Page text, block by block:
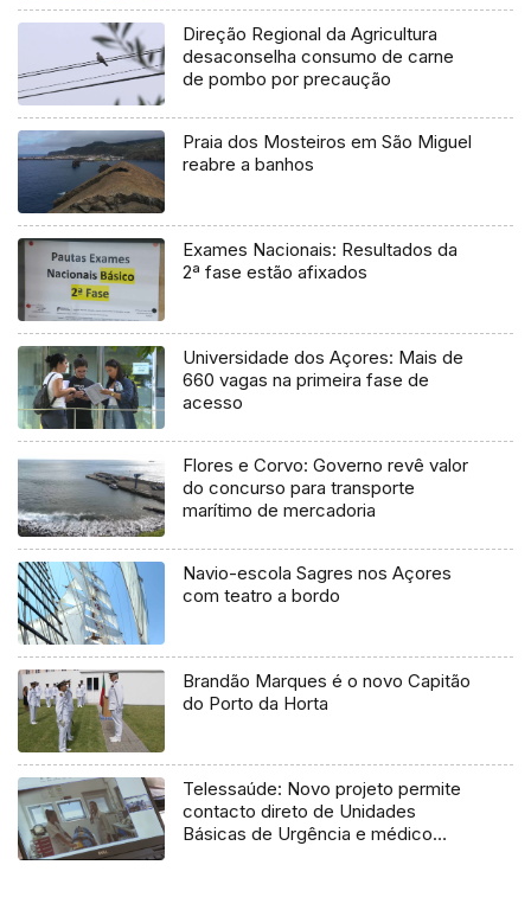
Direção Regional da Agricultura
desaconselha consumo de carne
de pombo por precaução
Praia dos Mosteiros em São Miguel
reabre a banhos
Exames Nacionais: Resultados da
2ª fase estão afixados
Universidade dos Açores: Mais de
660 vagas na primeira fase de
acesso
Flores e Corvo: Governo revê valor
do concurso para transporte
marítimo de mercadoria
Navio-escola Sagres nos Açores
com teatro a bordo
Brandão Marques é o novo Capitão
do Porto da Horta
Telessaúde: Novo projeto permite
contacto direto de Unidades
Básicas de Urgência e médico